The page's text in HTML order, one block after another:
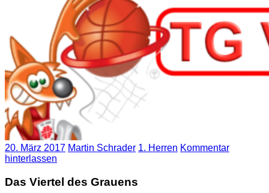
20. März 2017 Martin Schrader 1. Herren Kommentar
hinterlassen
Das Viertel des Grauens